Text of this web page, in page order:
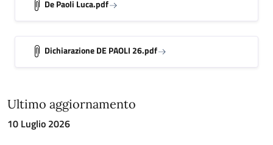
De Paoli Luca.pdf
Dichiarazione DE PAOLI 26.pdf
Ultimo aggiornamento
10 Luglio 2026